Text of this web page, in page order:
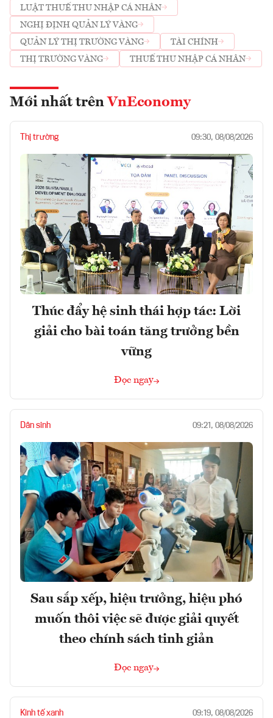
LUẬT THUẾ THU NHẬP CÁ NHÂN
NGHỊ ĐỊNH QUẢN LÝ VÀNG
QUẢN LÝ THỊ TRƯỜNG VÀNG
TÀI CHÍNH
THỊ TRƯỜNG VÀNG
THUẾ THU NHẬP CÁ NHÂN
Mới nhất trên VnEconomy
Thị trường 09:30, 08/08/2026
Thúc đẩy hệ sinh thái hợp tác: Lời
giải cho bài toán tăng trưởng bền
vững
Đọc ngay
Dân sinh 09:21, 08/08/2026
Sau sắp xếp, hiệu trưởng, hiệu phó
muốn thôi việc sẽ được giải quyết
theo chính sách tinh giản
Đọc ngay
Kinh tế xanh 09:19, 08/08/2026